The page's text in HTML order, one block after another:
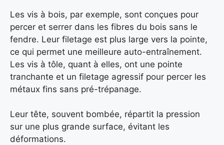
Les vis à bois, par exemple, sont conçues pour
percer et serrer dans les fibres du bois sans le
fendre. Leur filetage est plus large vers la pointe,
ce qui permet une meilleure auto-entraînement.
Les vis à tôle, quant à elles, ont une pointe
tranchante et un filetage agressif pour percer les
métaux fins sans pré-trépanage.
Leur tête, souvent bombée, répartit la pression
sur une plus grande surface, évitant les
déformations.